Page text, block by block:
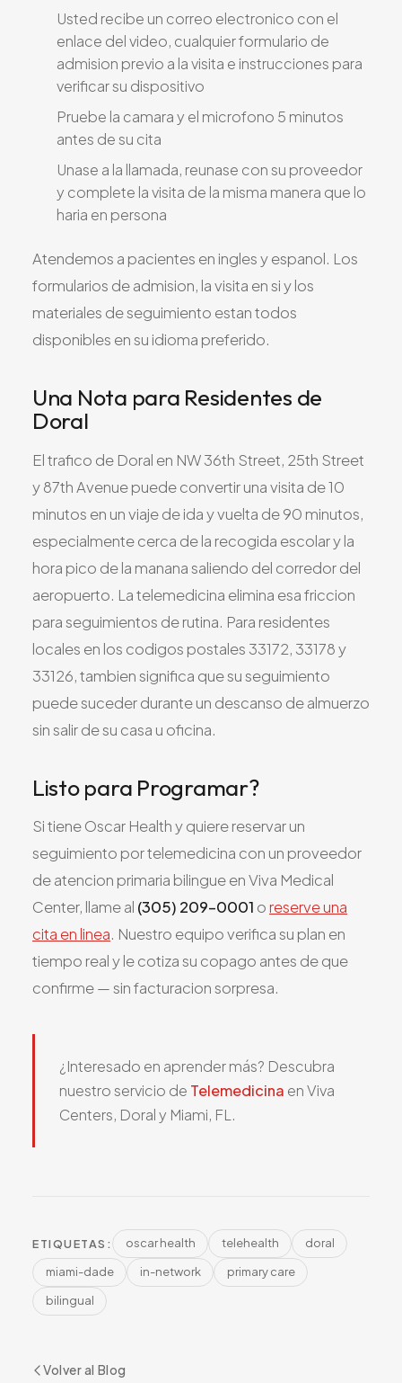
Usted recibe un correo electronico con el
enlace del video, cualquier formulario de
admision previo a la visita e instrucciones para
verificar su dispositivo
Pruebe la camara y el microfono 5 minutos
antes de su cita
Unase a la llamada, reunase con su proveedor
y complete la visita de la misma manera que lo
haria en persona
Atendemos a pacientes en ingles y espanol. Los
formularios de admision, la visita en si y los
materiales de seguimiento estan todos
disponibles en su idioma preferido.
Una Nota para Residentes de
Doral
El trafico de Doral en NW 36th Street, 25th Street
y 87th Avenue puede convertir una visita de 10
minutos en un viaje de ida y vuelta de 90 minutos,
especialmente cerca de la recogida escolar y la
hora pico de la manana saliendo del corredor del
aeropuerto. La telemedicina elimina esa friccion
para seguimientos de rutina. Para residentes
locales en los codigos postales 33172, 33178 y
33126, tambien significa que su seguimiento
puede suceder durante un descanso de almuerzo
sin salir de su casa u oficina.
Listo para Programar?
Si tiene Oscar Health y quiere reservar un
seguimiento por telemedicina con un proveedor
de atencion primaria bilingue en Viva Medical
Center, llame al (305) 209-0001 oreserve una
cita en linea. Nuestro equipo verifica su plan en
tiempo real y le cotiza su copago antes de que
confirme — sin facturacion sorpresa.
¿Interesado en aprender más? Descubra
nuestro servicio de Telemedicina en Viva
Centers, Doral y Miami, FL.
ETIQUETAS: oscar health telehealth
doral
miami-dade
in-network
primary care
bilingual
Volver al Blog